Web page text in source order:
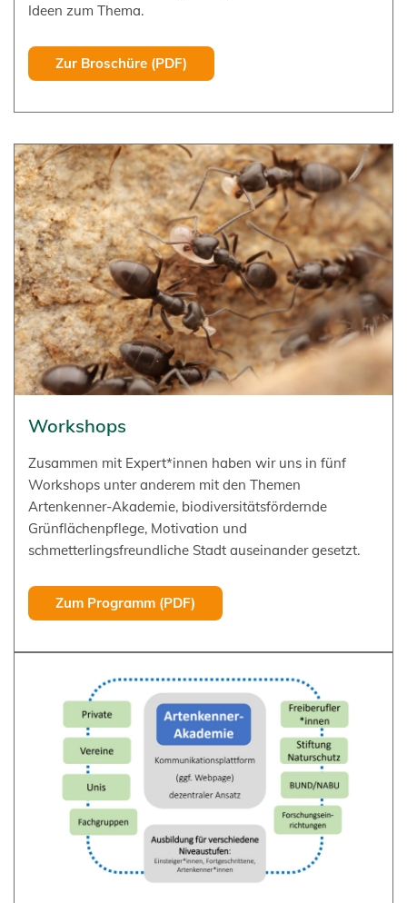
Ideen zum Thema.
Zur Broschüre (PDF)
Workshops
Zusammen mit Expert*innen haben wir uns in fünf
Workshops unter anderem mit den Themen
Artenkenner-Akademie, biodiversitätsfördernde
Grünflächenpflege, Motivation und
schmetterlingsfreundliche Stadt auseinander gesetzt.
Zum Programm (PDF)